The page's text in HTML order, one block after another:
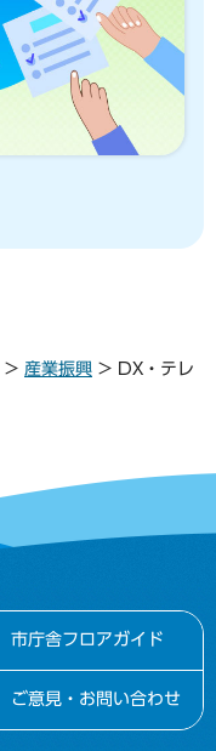
> 産業振興 > DX・テレ
市庁舎フロアガイド
ご意見・お問い合わせ